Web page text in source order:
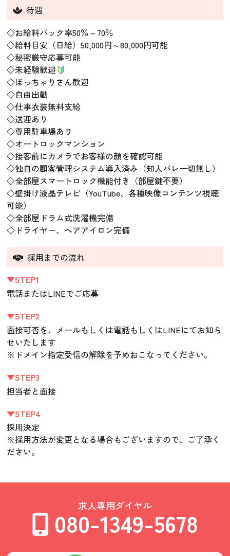
待遇
◇お給料バック率50％～70％
◇給料目安（日給）50,000円～80,000円可能
◇秘密厳守応募可能
◇未経験歓迎
◇ぽっちゃりさん歓迎
◇自由出勤
◇仕事衣装無料支給
◇送迎あり
◇専用駐車場あり
◇オートロックマンション
◇接客前にカメラでお客様の顔を確認可能
◇独自の顧客管理システム導入済み（知人バレ一切無し）
◇全部屋スマートロック機能付き（部屋鍵不要）
◇壁掛け液晶テレビ（YouTube、各種映像コンテンツ視聴
可能）
◇全部屋ドラム式洗濯機完備
◇ドライヤー、ヘアアイロン完備
採用までの流れ
▼STEP1
電話またはLINEでご応募
▼STEP2
面接可否を、メールもしくは電話もしくはLINEにてお知ら
せいたします
※ドメイン指定受信の解除を予めおこなってください。
▼STEP3
担当者と面接
▼STEP4
採用決定
※採用方法が変更となる場合もございますので、ご了承く
ださい。
求人専用ダイヤル
080-1349-5678